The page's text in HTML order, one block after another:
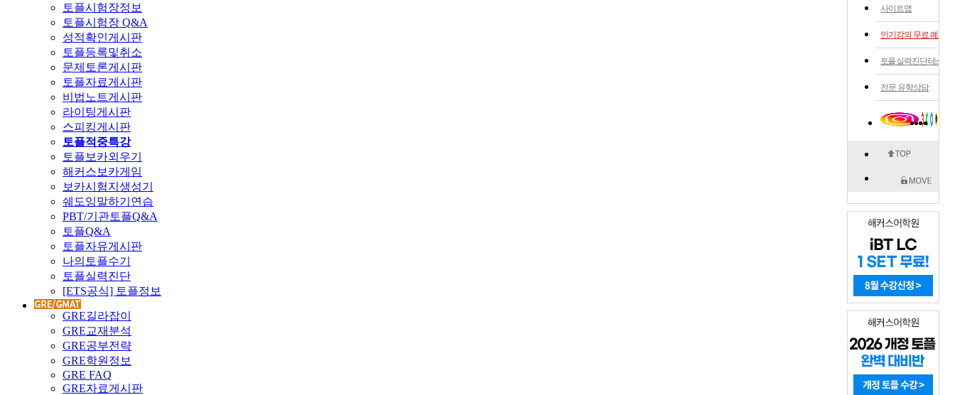
토플시험장정보
토플시험장 Q&A
성적확인게시판
토플등록및취소
문제토론게시판
토플자료게시판
비법노트게시판
라이팅게시판
스피킹게시판
토플적중특강
토플보카외우기
해커스보카게임
보카시험지생성기
쉐도잉말하기연습
PBT/기관토플Q&A
토플Q&A
토플자유게시판
나의토플수기
토플실력진단
[ETS공식] 토플정보
GRE길라잡이
GRE교재분석
GRE공부전략
GRE학원정보
GRE FAQ
GRE자료게시판
사이트맵
인기강의 무료 예약
토플 실력 진단 테스트
전문 유학상담